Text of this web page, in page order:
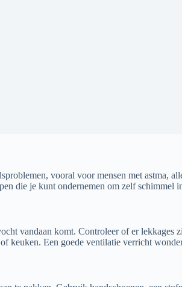
vooral voor mensen met astma,
die je kunt ondernemen om zelf schimmel
vandaan komt. Controleer of er
Een goede ventilatie verricht